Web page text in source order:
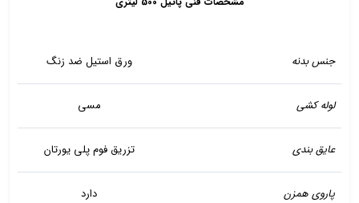
جنس بدنه ورق استیل ضد زنگ
لوله کشی مسی
عایق بندی تزریق فوم پلی یورتان
پاروی همزن دارد